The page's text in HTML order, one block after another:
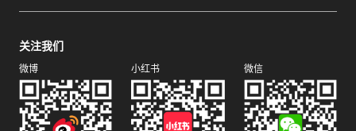
关注我们
微博 小红书 微信